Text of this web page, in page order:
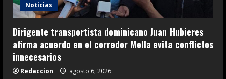
Noticias
Dirigente transportista dominicano Juan Hubieres
afirma acuerdo en el corredor Mella evita conflictos
innecesarios
Redaccion agosto 6, 2026